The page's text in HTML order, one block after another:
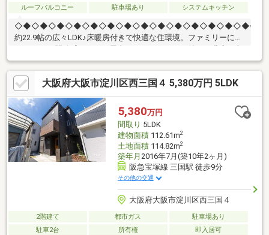
ルーフバルコニー
駐車場あり システムキッチン
◇◆◇◆◇◆◇◆◇◆◇◆◇◆◇◆◇◆◇◆◇◆◇◆◇◆◇◆◇■
約22.9帖の広々LDK♪床暖房付きで快適な住環境。ファミリーにも
納スペースを確保した使いやすい間取り♪■周辺施設イオンフード
スタイル豊中庄内店まで約320ｍ（徒歩約4分）ファミリーマート
庄内駅東店まで約560ｍ（徒歩約7分）アルカ庄内西薬局まで約
210m（徒歩3分）豊中庄内郵便局まで約410ｍ（徒歩6分）
大阪府大阪市淀川区西三国４ 5,380万円 5LDK
5,380万円
間取り 5LDK
建物面積112.61m2
土地面積114.82m2
築年月 2016年7月(築10年2ヶ月)
阪急宝塚線 三国駅 徒歩9分
その他の交通
大阪府大阪市淀川区西三国４
2階建て 都市ガス
駐車場あり
駐車2台
所有権 即入居可